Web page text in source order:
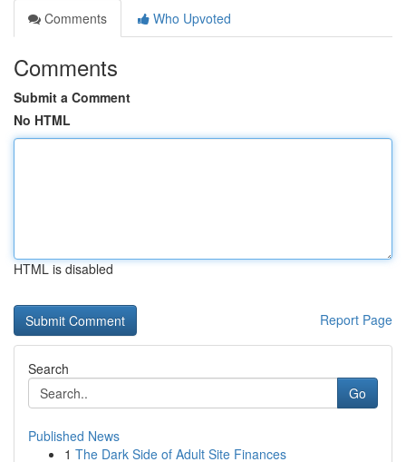
Comments
Who Upvoted
Comments
Submit a Comment
No HTML
HTML is disabled
Report Page
Search
Go
Published News
1 The Dark Side of Adult Site Finances